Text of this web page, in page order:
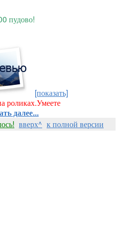
пудово!
[показать]
роликах.Умеете
далее...
вверх^ к полной версии